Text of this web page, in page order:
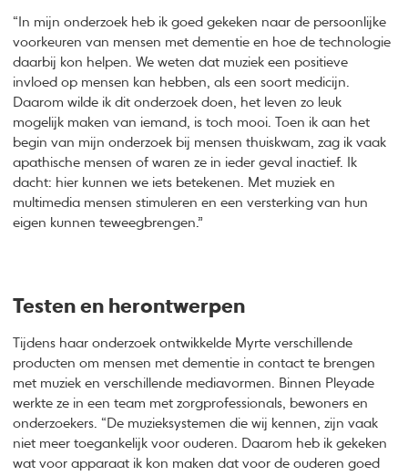
“In mijn onderzoek heb ik goed gekeken naar de persoonlijke
voorkeuren van mensen met dementie en hoe de technologie
daarbij kon helpen. We weten dat muziek een positieve
invloed op mensen kan hebben, als een soort medicijn.
Daarom wilde ik dit onderzoek doen, het leven zo leuk
mogelijk maken van iemand, is toch mooi. Toen ik aan het
begin van mijn onderzoek bij mensen thuiskwam, zag ik vaak
apathische mensen of waren ze in ieder geval inactief. Ik
dacht: hier kunnen we iets betekenen. Met muziek en
multimedia mensen stimuleren en een versterking van hun
eigen kunnen teweegbrengen.”
Testen en herontwerpen
Tijdens haar onderzoek ontwikkelde Myrte verschillende
producten om mensen met dementie in contact te brengen
met muziek en verschillende mediavormen. Binnen Pleyade
werkte ze in een team met zorgprofessionals, bewoners en
onderzoekers. “De muzieksystemen die wij kennen, zijn vaak
niet meer toegankelijk voor ouderen. Daarom heb ik gekeken
wat voor apparaat ik kon maken dat voor de ouderen goed